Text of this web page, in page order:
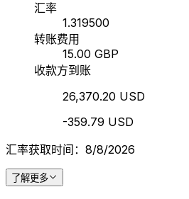
汇率
1.319500
转账费用
15.00 GBP
收款方到账
26,370.20 USD
-359.79 USD
汇率获取时间：8/8/2026
了解更多